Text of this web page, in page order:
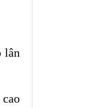
lân